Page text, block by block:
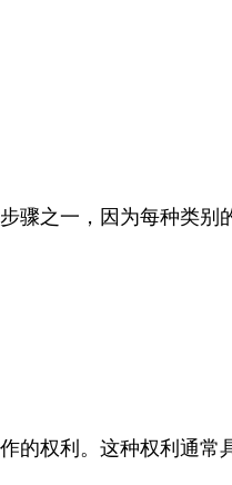
骤之一，因为每种类别
的权利。这种权利通常